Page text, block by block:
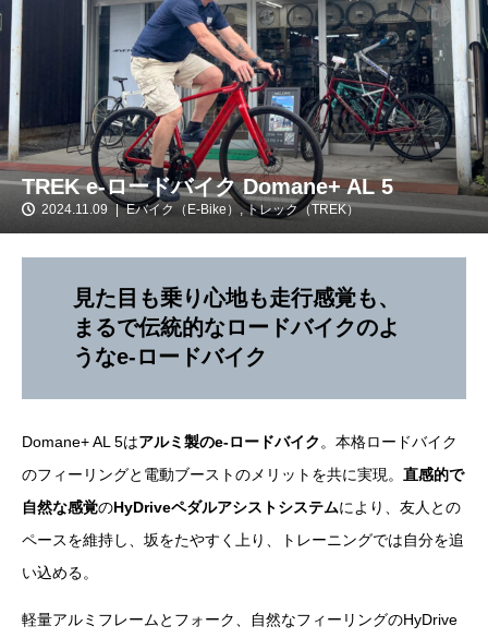
TREK e-ロードバイク Domane+ AL 5
2024.11.09 Eバイク（E-Bike）,トレック（TREK）
見た目も乗り心地も走行感覚も、
まるで伝統的なロードバイクのよ
うなe-ロードバイク
Domane+ AL 5はアルミ製のe-ロードバイク 。本格ロードバイク
のフィーリングと電動ブーストのメリットを共に実現。 直感的で
自然な感覚のHyDriveペダルアシストシステムにより、友人との
ペースを維持し、坂をたやすく上り、トレーニングでは自分を追
い込める。
軽量アルミフレームとフォーク、自然なフィーリングのHyDrive